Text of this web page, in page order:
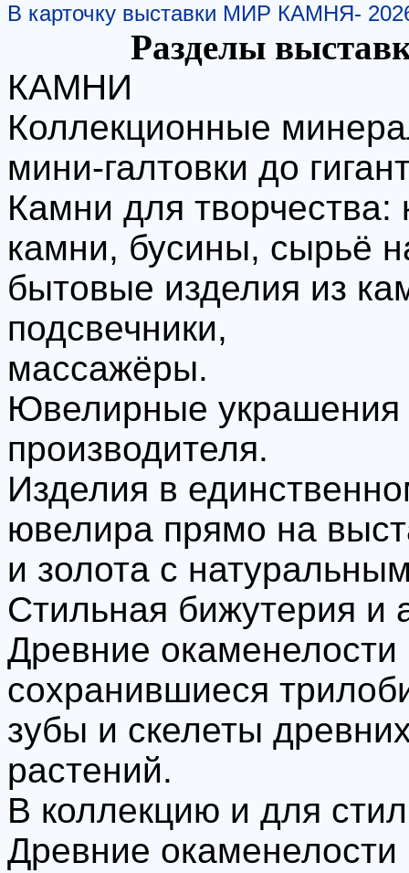
В карточку выставки МИР КАМНЯ-
Разделы
КАМНИ
Коллекционные
мини-галтовки до
Камни для
камни, бусины, сырьё
бытовые изделия из
подсвечники,
массажёры.
Ювелирные украшения
производителя.
Изделия в
ювелира прямо на
и золота с
Стильная бижутерия и
Древние
сохранившиеся
зубы и скелеты
растений.
В коллекцию и для
Древние